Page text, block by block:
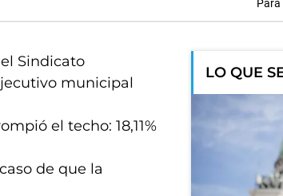
Sindicato
municipal
el techo: 18,11%
de que la
LO QUE